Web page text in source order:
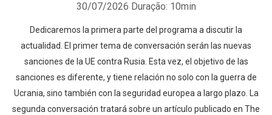
30/07/2026 Duração: 10min
Dedicaremos la primera parte del programa a discutir la
actualidad. El primer tema de conversación serán las nuevas
sanciones de la UE contra Rusia. Esta vez, el objetivo de las
sanciones es diferente, y tiene relación no solo con la guerra de
Ucrania, sino también con la seguridad europea a largo plazo. La
segunda conversación tratará sobre un artículo publicado en The